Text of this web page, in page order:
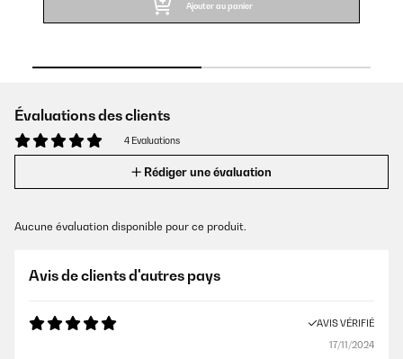
Ajouter au panier
Évaluations des clients
4 Evaluations
Rédiger une évaluation
Aucune évaluation disponible pour ce produit.
Avis de clients d'autres pays
AVIS VÉRIFIÉ
17/11/2024